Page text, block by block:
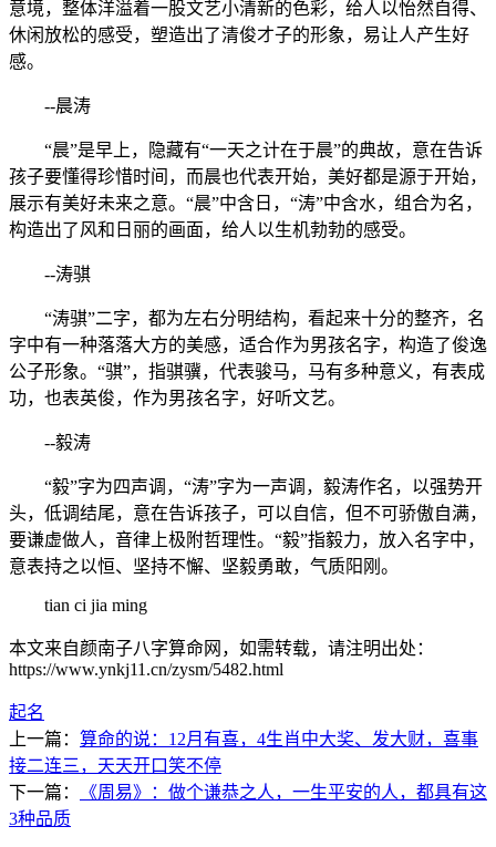
意境，整体洋溢着一股文艺小清新的色彩，给人以怡然自得、
休闲放松的感受，塑造出了清俊才子的形象，易让人产生好
感。
--晨涛
“晨”是早上，隐藏有“一天之计在于晨”的典故，意在告诉
孩子要懂得珍惜时间，而晨也代表开始，美好都是源于开始，
展示有美好未来之意。“晨”中含日，“涛”中含水，组合为名，
构造出了风和日丽的画面，给人以生机勃勃的感受。
--涛骐
“涛骐”二字，都为左右分明结构，看起来十分的整齐，名
字中有一种落落大方的美感，适合作为男孩名字，构造了俊逸
公子形象。“骐”，指骐骥，代表骏马，马有多种意义，有表成
功，也表英俊，作为男孩名字，好听文艺。
--毅涛
“毅”字为四声调，“涛”字为一声调，毅涛作名，以强势开
头，低调结尾，意在告诉孩子，可以自信，但不可骄傲自满，
要谦虚做人，音律上极附哲理性。“毅”指毅力，放入名字中，
意表持之以恒、坚持不懈、坚毅勇敢，气质阳刚。
tian ci jia ming
本文来自颜南子八字算命网，如需转载，请注明出处：
https://www.ynkj11.cn/zysm/5482.html
起名
上一篇： 算命的说：12月有喜，4生肖中大奖、发大财，喜事
接二连三，天天开口笑不停
下一篇：
《周易》：做个谦恭之人，一生平安的人，都具有这
3种品质